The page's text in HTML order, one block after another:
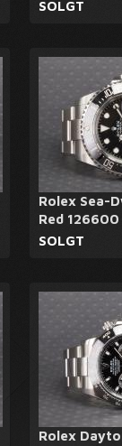
SOLGT
Rolex Sea-
Red 126600
SOLGT
Rolex